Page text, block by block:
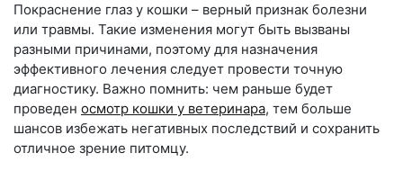
Покраснение глаз у кошки – верный признак болезни
или травмы. Такие изменения могут быть вызваны
разными причинами, поэтому для назначения
эффективного лечения следует провести точную
диагностику. Важно помнить: чем раньше будет
проведен осмотр кошки у ветеринара, тем больше
шансов избежать негативных последствий и сохранить
отличное зрение питомцу.